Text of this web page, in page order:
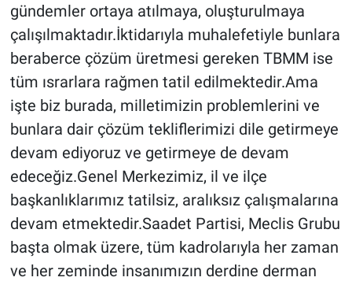
gündemler ortaya atılmaya, oluşturulmaya
çalışılmaktadır.İktidarıyla muhalefetiyle bunlara
beraberce çözüm üretmesi gereken TBMM ise
tüm ısrarlara rağmen tatil edilmektedir.Ama
işte biz burada, milletimizin problemlerini ve
bunlara dair çözüm tekliflerimizi dile getirmeye
devam ediyoruz ve getirmeye de devam
edeceğiz.Genel Merkezimiz, il ve ilçe
başkanlıklarımız tatilsiz, aralıksız çalışmalarına
devam etmektedir.Saadet Partisi, Meclis Grubu
başta olmak üzere, tüm kadrolarıyla her zaman
ve her zeminde insanımızın derdine derman